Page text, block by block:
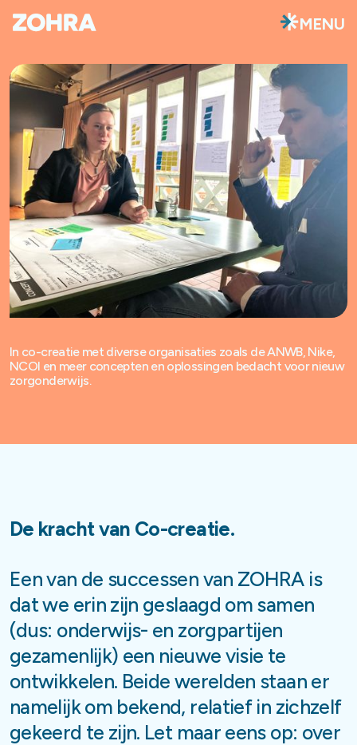
MENU
In co-creatie met diverse organisaties zoals de ANWB, Nike,
NCOI en meer concepten en oplossingen bedacht voor nieuw
zorgonderwijs.
De kracht van Co-creatie.
Een van de successen van ZOHRA is
dat we erin zijn geslaagd om samen
(dus: onderwijs- en zorgpartijen
gezamenlijk) een nieuwe visie te
ontwikkelen. Beide werelden staan er
namelijk om bekend, relatief in zichzelf
gekeerd te zijn. Let maar eens op: over